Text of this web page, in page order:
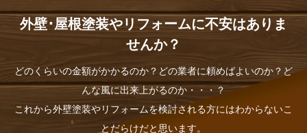
外壁･屋根塗装やリフォームに不安はありま
せんか？
どのくらいの金額がかかるのか？どの業者に頼めばよいのか？ど
んな風に出来上がるのか・・・？
これから外壁塗装やリフォームを検討される方にはわからないこ
とだらけだと思います。